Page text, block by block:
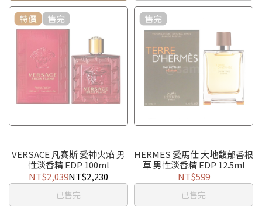
VERSACE 凡賽斯 愛神火焰 男
性淡香精 EDP 100ml
NT$2,039NT$2,230
已售完
HERMES 愛馬仕 大地馥郁香根
草 男性淡香精 EDP 12.5ml
NT$599
已售完